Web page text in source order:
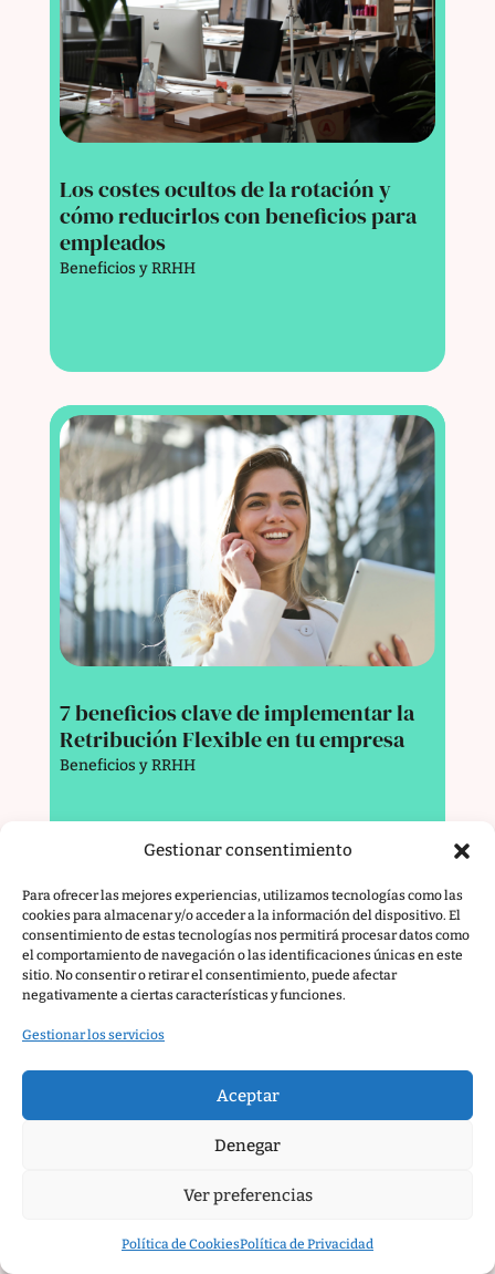
Gestionar consentimiento
Para ofrecer las mejores experiencias, utilizamos tecnologías como las
cookies para almacenar y/o acceder a la información del dispositivo. El
consentimiento de estas tecnologías nos permitirá procesar datos como
el comportamiento de navegación o las identificaciones únicas en este
sitio. No consentir o retirar el consentimiento, puede afectar
negativamente a ciertas características y funciones.
Gestionar los servicios
Aceptar
Denegar
Ver preferencias
Política de CookiesPolítica de Privacidad
Los costes ocultos de la rotación y
cómo reducirlos con beneficios para
empleados
Beneficios y RRHH
7 beneficios clave de implementar la
Retribución Flexible en tu empresa
Beneficios y RRHH
Retribución Flexible en Empresas:
Guía completa para simplificar su
gestión